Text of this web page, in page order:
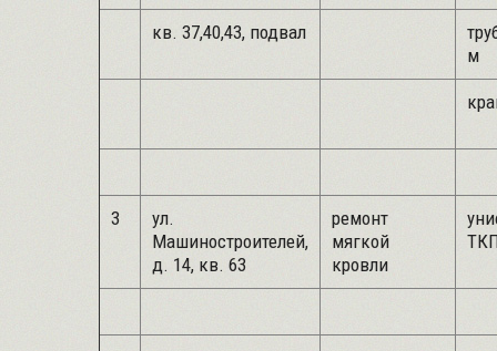
кв. 37,40,43, подвал
м
3
ул.
Машиностроителей,
д. 14, кв. 63
ремонт
мягкой
кровли